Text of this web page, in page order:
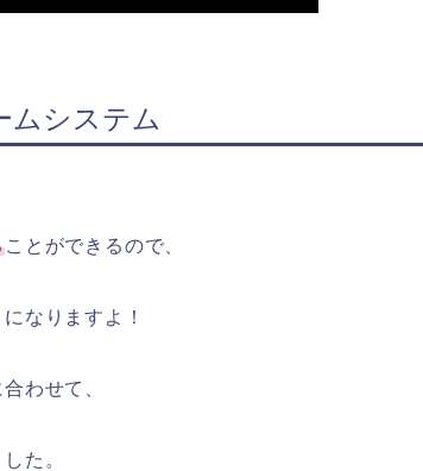
ムシステム
ことができるので、
になりますよ！
わせて、
た。